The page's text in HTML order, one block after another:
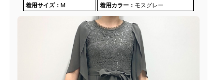
着用サイズ： M 着用カラー： モスグレー